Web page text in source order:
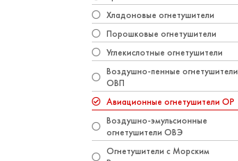
Хладоновые огнетушители
Порошковые огнетушители
Углекислотные огнетушители
Воздушно-пенные огнетушители
ОВП
Авиационные огнетушители ОР
Воздушно-эмульсионные
огнетушители ОВЭ
Огнетушители с Морским